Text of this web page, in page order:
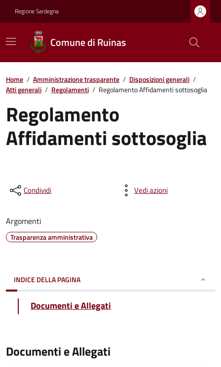
Regione Sardegna
Comune di Ruinas
Home / Amministrazione trasparente / Disposizioni generali /
Atti generali / Regolamenti / Regolamento Affidamenti sottosoglia
Regolamento
Affidamenti sottosoglia
Condividi Vedi azioni
Argomenti
Trasparenza amministrativa
INDICE DELLA PAGINA
Documenti e Allegati
Documenti e Allegati